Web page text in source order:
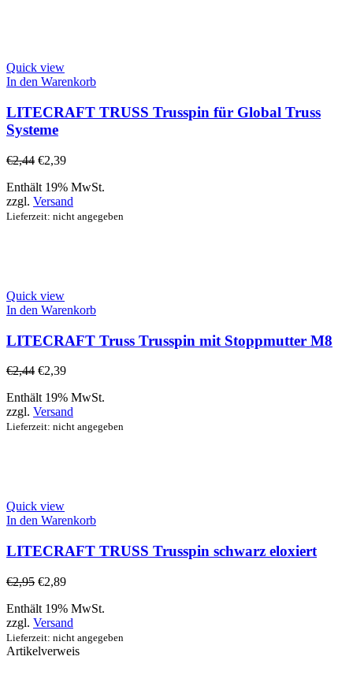
Quick view
In den Warenkorb
LITECRAFT TRUSS Trusspin für Global Truss
Systeme
€2,44 €2,39
Enthält 19% MwSt.
zzgl. Versand
Lieferzeit: nicht angegeben
Quick view
In den Warenkorb
LITECRAFT Truss Trusspin mit Stoppmutter M8
€2,44 €2,39
Enthält 19% MwSt.
zzgl. Versand
Lieferzeit: nicht angegeben
Quick view
In den Warenkorb
LITECRAFT TRUSS Trusspin schwarz eloxiert
€2,95 €2,89
Enthält 19% MwSt.
zzgl. Versand
Lieferzeit: nicht angegeben
Artikelverweis